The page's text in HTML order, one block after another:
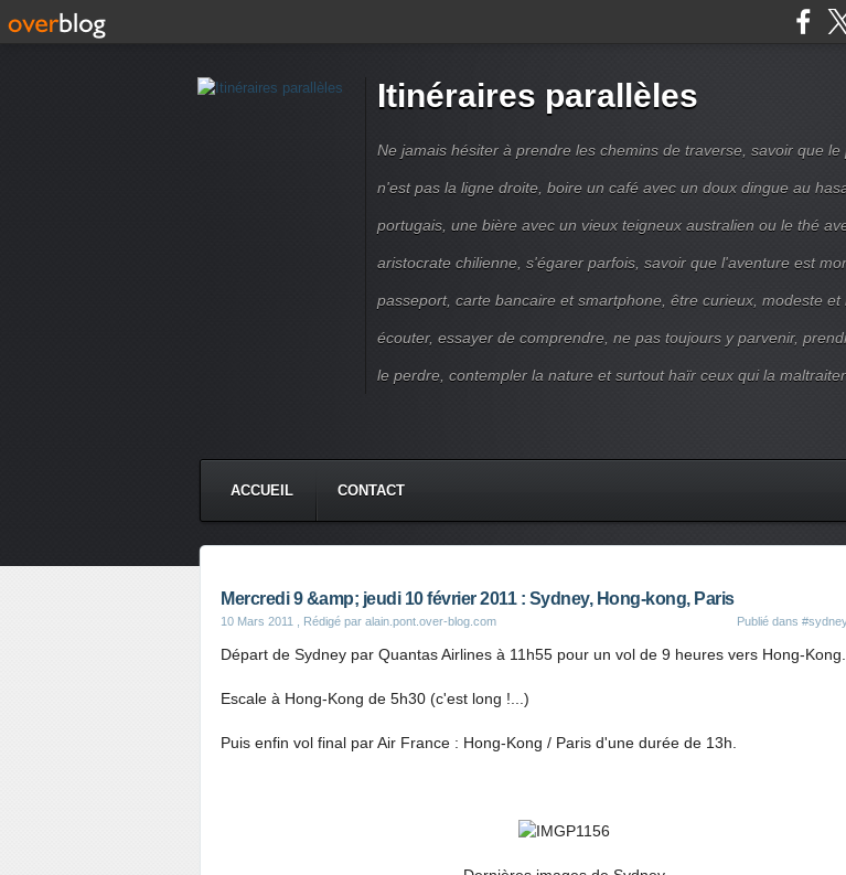
Itinéraires parallèles
Ne jamais hésiter à prendre les chemins de traverse, savoir que le
n'est pas la ligne droite, boire un café avec un doux dingue au
portugais, une bière avec un vieux teigneux australien ou le thé
aristocrate chilienne, s'égarer parfois, savoir que l'aventure est
passeport, carte bancaire et smartphone, être curieux, modeste et
écouter, essayer de comprendre, ne pas toujours y parvenir,
le perdre, contempler la nature et surtout haïr ceux qui la
ACCUEIL CONTACT
Mercredi 9 &amp; jeudi 10 février 2011 : Sydney, Hong-kong, Paris
10 Mars 2011 , Rédigé par alain.pont.over-blog.com Publié dans #sydney
Départ de Sydney par Quantas Airlines à 11h55 pour un vol de 9 heures vers Hong-Kong.
Escale à Hong-Kong de 5h30 (c'est long !...)
Puis enfin vol final par Air France : Hong-Kong / Paris d'une durée de 13h.